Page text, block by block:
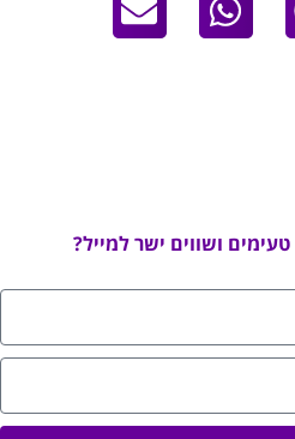
ושווים ישר למייל?